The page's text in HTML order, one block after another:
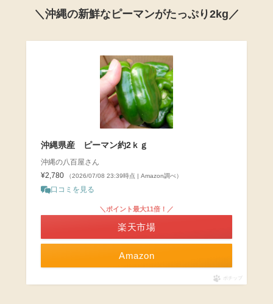
＼沖縄の新鮮なピーマンがたっぷり2kg／
沖縄県産 ピーマン約2ｋｇ
沖縄の八百屋さん
¥2,780
（2026/07/08 23:39時点 | Amazon調べ）
口コミを見る
Amazon
＼ポイント最大11倍！／
楽天市場
ポチップ